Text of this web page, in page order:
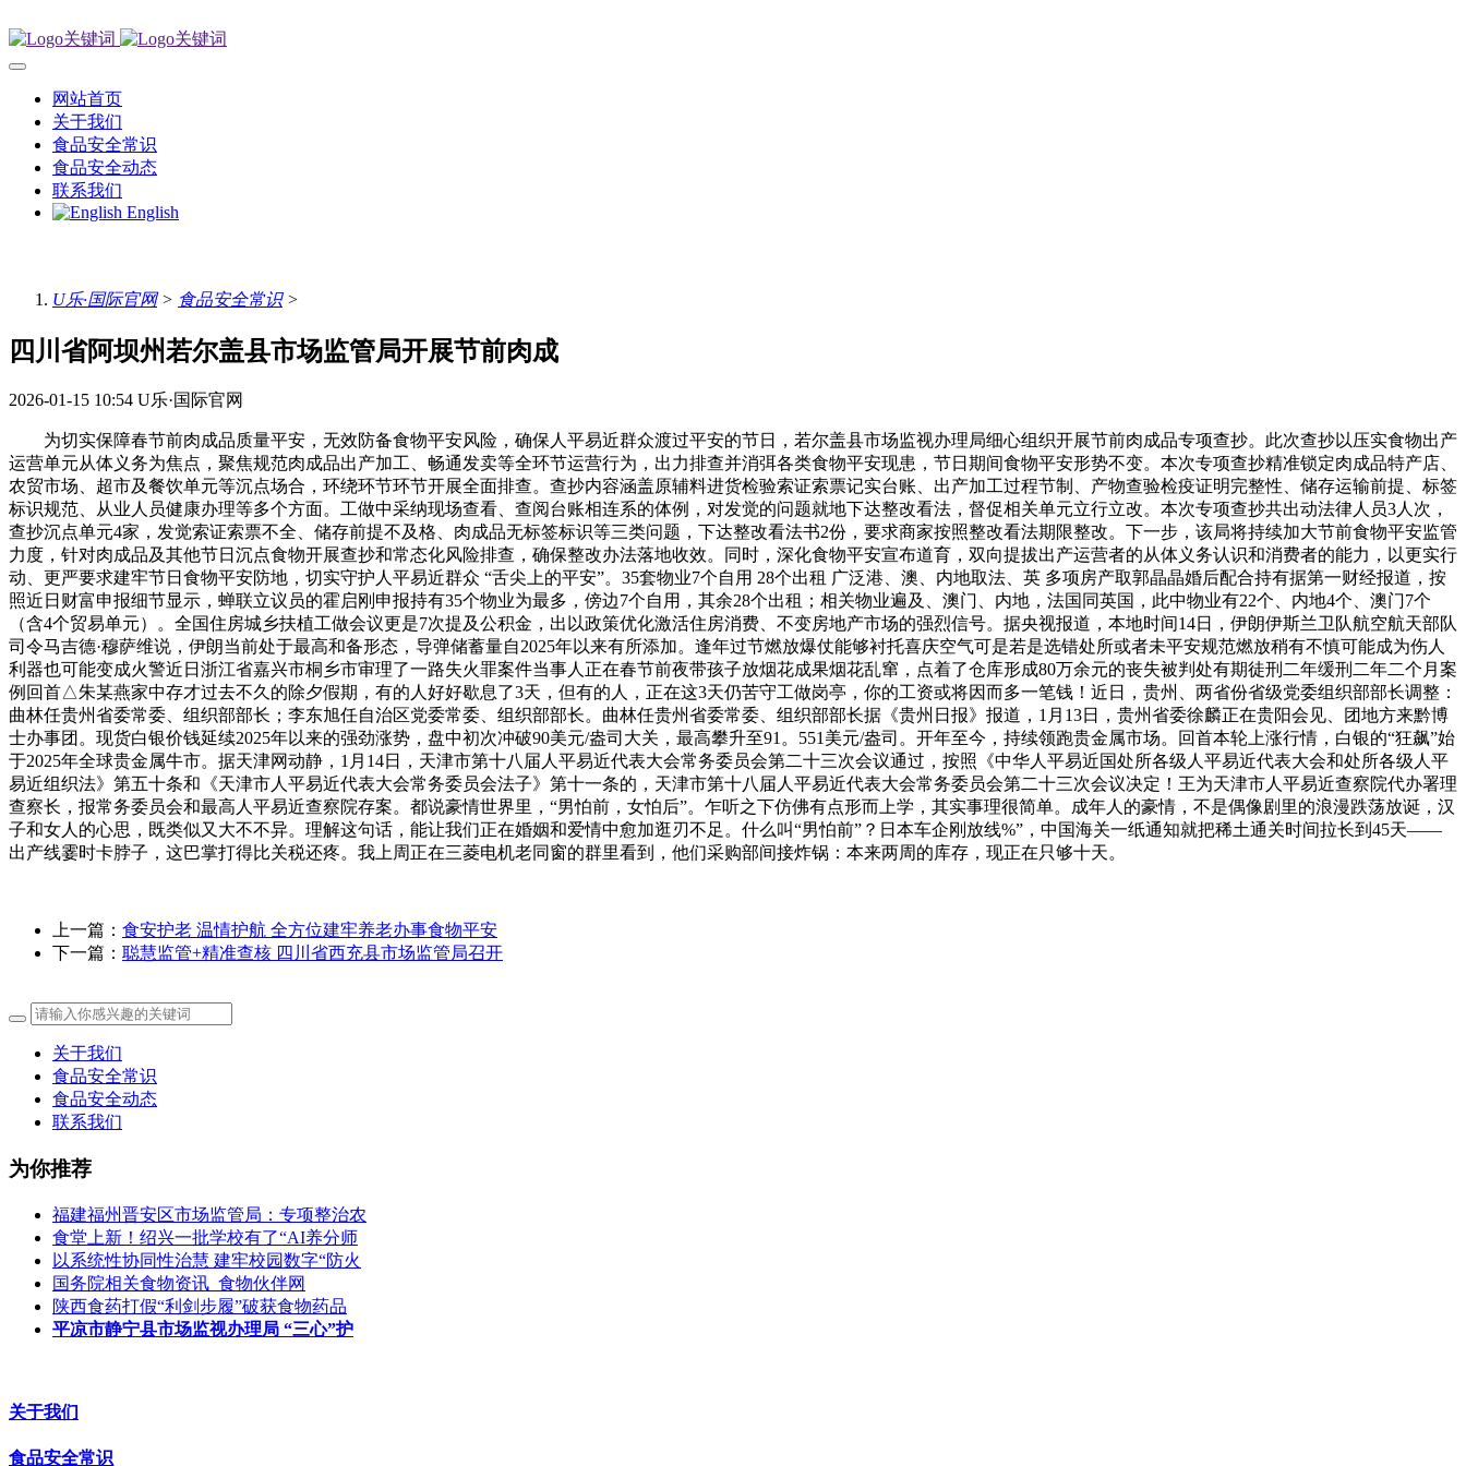
网站首页
关于我们
食品安全常识
食品安全动态
联系我们
English
U乐·国际官网> 食品安全常识>
四川省阿坝州若尔盖县市场监管局开展节前肉成
2026-01-15 10:54 U乐·国际官网
为切实保障春节前肉成品质量平安，无效防备食物平安风险，确保人平易近群众渡过平安的节日，若尔盖县市场监视办理局细心组织开展节前肉成品专项查抄。此次查抄以压实食物出产
运营单元从体义务为焦点，聚焦规范肉成品出产加工、畅通发卖等全环节运营行为，出力排查并消弭各类食物平安现患，节日期间食物平安形势不变。本次专项查抄精准锁定肉成品特产店、
农贸市场、超市及餐饮单元等沉点场合，环绕环节环节开展全面排查。查抄内容涵盖原辅料进货检验索证索票记实台账、出产加工过程节制、产物查验检疫证明完整性、储存运输前提、标签
标识规范、从业人员健康办理等多个方面。工做中采纳现场查看、查阅台账相连系的体例，对发觉的问题就地下达整改看法，督促相关单元立行立改。本次专项查抄共出动法律人员3人次，
查抄沉点单元4家，发觉索证索票不全、储存前提不及格、肉成品无标签标识等三类问题，下达整改看法书2份，要求商家按照整改看法期限整改。下一步，该局将持续加大节前食物平安监管
力度，针对肉成品及其他节日沉点食物开展查抄和常态化风险排查，确保整改办法落地收效。同时，深化食物平安宣布道育，双向提拔出产运营者的从体义务认识和消费者的能力，以更实行
动、更严要求建牢节日食物平安防地，切实守护人平易近群众 “舌尖上的平安”。35套物业7个自用 28个出租 广泛港、澳、内地取法、英 多项房产取郭晶晶婚后配合持有据第一财经报道，按
照近日财富申报细节显示，蝉联立议员的霍启刚申报持有35个物业为最多，傍边7个自用，其余28个出租；相关物业遍及、澳门、内地，法国同英国，此中物业有22个、内地4个、澳门7个
（含4个贸易单元）。全国住房城乡扶植工做会议更是7次提及公积金，出以政策优化激活住房消费、不变房地产市场的强烈信号。据央视报道，本地时间14日，伊朗伊斯兰卫队航空航天部队
司令马吉德·穆萨维说，伊朗当前处于最高和备形态，导弹储蓄量自2025年以来有所添加。逢年过节燃放爆仗能够衬托喜庆空气可是若是选错处所或者未平安规范燃放稍有不慎可能成为伤人
利器也可能变成火警近日浙江省嘉兴市桐乡市审理了一路失火罪案件当事人正在春节前夜带孩子放烟花成果烟花乱窜，点着了仓库形成80万余元的丧失被判处有期徒刑二年缓刑二年二个月案
例回首△朱某燕家中存才过去不久的除夕假期，有的人好好歇息了3天，但有的人，正在这3天仍苦守工做岗亭，你的工资或将因而多一笔钱！近日，贵州、两省份省级党委组织部部长调整：
曲林任贵州省委常委、组织部部长；李东旭任自治区党委常委、组织部部长。曲林任贵州省委常委、组织部部长据《贵州日报》报道，1月13日，贵州省委徐麟正在贵阳会见、团地方来黔博
士办事团。现货白银价钱延续2025年以来的强劲涨势，盘中初次冲破90美元/盎司大关，最高攀升至91。551美元/盎司。开年至今，持续领跑贵金属市场。回首本轮上涨行情，白银的“狂飙”始
于2025年全球贵金属牛市。据天津网动静，1月14日，天津市第十八届人平易近代表大会常务委员会第二十三次会议通过，按照《中华人平易近国处所各级人平易近代表大会和处所各级人平
易近组织法》第五十条和《天津市人平易近代表大会常务委员会法子》第十一条的，天津市第十八届人平易近代表大会常务委员会第二十三次会议决定！王为天津市人平易近查察院代办署理
查察长，报常务委员会和最高人平易近查察院存案。都说豪情世界里，“男怕前，女怕后”。乍听之下仿佛有点形而上学，其实事理很简单。成年人的豪情，不是偶像剧里的浪漫跌荡放诞，汉
子和女人的心思，既类似又大不不异。理解这句话，能让我们正在婚姻和爱情中愈加逛刃不足。什么叫“男怕前”？日本车企刚放线%”，中国海关一纸通知就把稀土通关时间拉长到45天——
出产线霎时卡脖子，这巴掌打得比关税还疼。我上周正在三菱电机老同窗的群里看到，他们采购部间接炸锅：本来两周的库存，现正在只够十天。
上一篇： 食安护老 温情护航 全方位建牢养老办事食物平安
下一篇： 聪慧监管+精准查核 四川省西充县市场监管局召开
关于我们
食品安全常识
食品安全动态
联系我们
为你推荐
福建福州晋安区市场监管局：专项整治农
食堂上新！绍兴一批学校有了“AI养分师
以系统性协同性治慧 建牢校园数字“防火
国务院相关食物资讯_食物伙伴网
陕西食药打假“利剑步履”破获食物药品
平凉市静宁县市场监视办理局 “三心”护
关于我们
食品安全常识